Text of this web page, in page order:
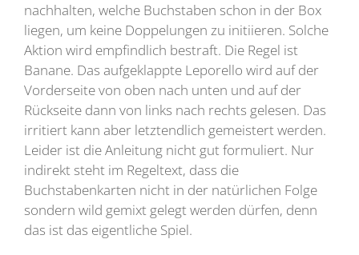
nachhalten, welche Buchstaben schon in der Box
liegen, um keine Doppelungen zu initiieren. Solche
Aktion wird empfindlich bestraft. Die Regel ist
Banane. Das aufgeklappte Leporello wird auf der
Vorderseite von oben nach unten und auf der
Rückseite dann von links nach rechts gelesen. Das
irritiert kann aber letztendlich gemeistert werden.
Leider ist die Anleitung nicht gut formuliert. Nur
indirekt steht im Regeltext, dass die
Buchstabenkarten nicht in der natürlichen Folge
sondern wild gemixt gelegt werden dürfen, denn
das ist das eigentliche Spiel.